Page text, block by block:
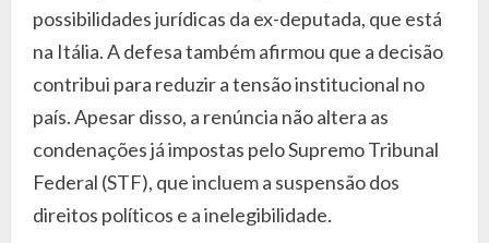
possibilidades jurídicas da ex-deputada, que está
na Itália. A defesa também afirmou que a decisão
contribui para reduzir a tensão institucional no
país. Apesar disso, a renúncia não altera as
condenações já impostas pelo Supremo Tribunal
Federal (STF), que incluem a suspensão dos
direitos políticos e a inelegibilidade.